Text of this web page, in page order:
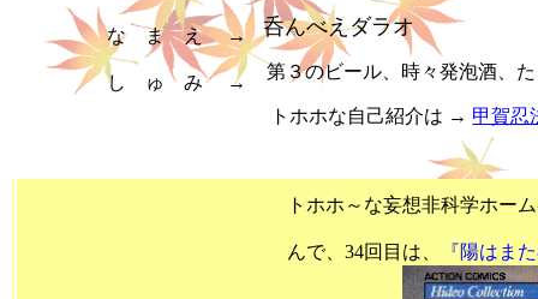
な ま え →
し ゅ み →
呑んべえダラオ
第３のビール、時々発泡酒、
トホホな自己紹介は → 甲賀忍
をご覧下
トホホ～な妄想非科学ホームページ で
んで、34回目は、 『陽はま